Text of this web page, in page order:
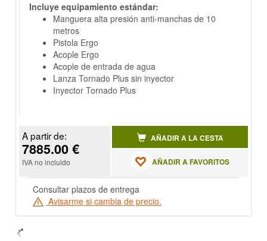
Incluye equipamiento estándar:
Manguera alta presión anti-manchas de 10
metros
Pistola Ergo
Acople Ergo
Acople de entrada de agua
Lanza Tornado Plus sin inyector
Inyector Tornado Plus
A partir de:
7885.00 €
IVA no incluido
AÑADIR A LA CESTA
AÑADIR A FAVORITOS
Consultar plazos de entrega
Avisarme si cambia de precio.